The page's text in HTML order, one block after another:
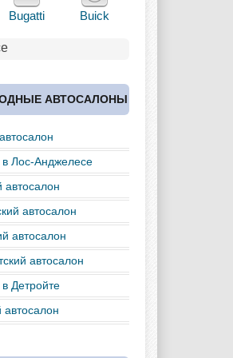
Bugatti Buick
Chery Chevrolet
Citroen Dacia
Dodge
Fiat Ford
АВТОСАЛОНЫ
в Лос-Анджелесе
автосалон
автосалон
автосалон
Детройте